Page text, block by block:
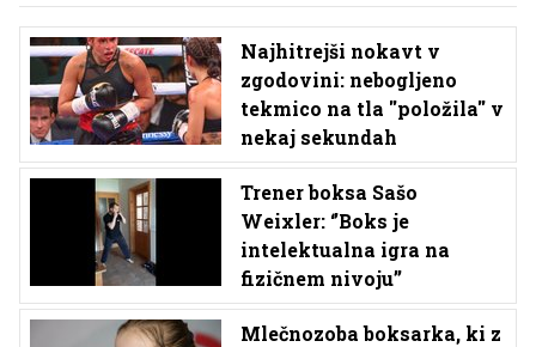
Najhitrejši nokavt v
zgodovini: nebogljeno
tekmico na tla ''položila'' v
nekaj sekundah
Trener boksa Sašo
Weixler: ‘’Boks je
intelektualna igra na
fizičnem nivoju’’
Mlečnozoba boksarka, ki z